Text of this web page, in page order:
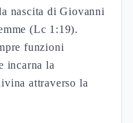
nascita di Giovanni
(Lc 1:19).
funzioni
incarna la
attraverso la